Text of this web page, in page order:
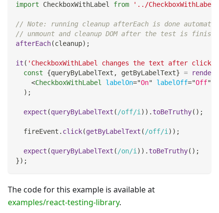
import
CheckboxWithLabel from '../CheckboxWithLabel'
// Note: running cleanup afterEach is done
// unmount and cleanup DOM after the test is
afterEach(cleanup) ;
it ( 'CheckboxWithLabel changes the text after click'
const
{queryByLabelText , getByLabelText} = render
<CheckboxWithLabel labelOn="On" labelOff="Off"
) ;
expect (queryByLabelText (/off/i) ) . toBeTruthy( ) ;
  fireEvent
. click(getByLabelText (/off/i) ) ;
expect (queryByLabelText (/on/i) ) . toBeTruthy( ) ;
}) ;
The code for this example is available at
examples/react-testing-library.